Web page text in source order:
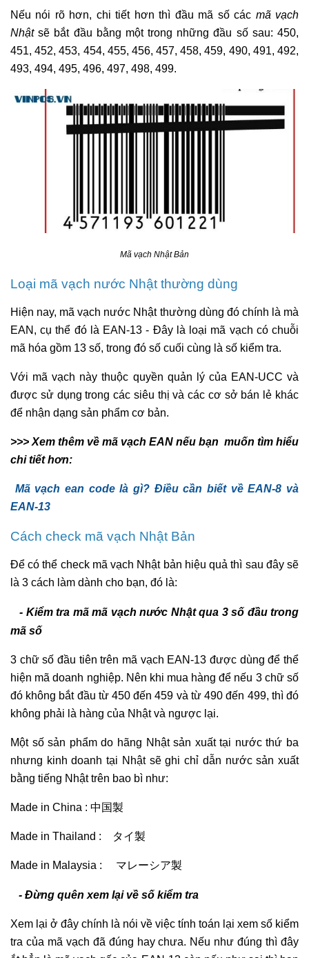
Nếu nói rõ hơn, chi tiết hơn thì đầu mã số các mã vạch
Nhậtsẽ bắt đầu bằng một trong những đầu số sau: 450,
451, 452, 453, 454, 455, 456, 457, 458, 459, 490, 491, 492,
493, 494, 495, 496, 497, 498, 499.
Mã vạch Nhật Bản
Loại mã vạch nước Nhật thường dùng
Hiện nay, mã vạch nước Nhật thường dùng đó chính là mà
EAN, cụ thể đó là EAN-13 - Đây là loại mã vạch có chuỗi
mã hóa gồm 13 số, trong đó số cuối cùng là số kiểm tra.
Với mã vạch này thuộc quyền quản lý của EAN-UCC và
được sử dụng trong các siêu thị và các cơ sở bán lẻ khác
để nhận dạng sản phẩm cơ bản.
>>> Xem thêm về mã vạch EAN nếu bạn muốn tìm hiểu
chi tiết hơn:
Mã vạch ean code là gì? Điều cần biết về EAN-8 và
EAN-13
Cách check mã vạch Nhật Bản
Để có thể check mã vạch Nhật bản hiệu quả thì sau đây sẽ
là 3 cách làm dành cho bạn, đó là:
- Kiểm tra mã mã vạch nước Nhật qua 3 số đầu trong
mã số
3 chữ số đầu tiên trên mã vạch EAN-13 được dùng để thể
hiện mã doanh nghiệp. Nên khi mua hàng để nếu 3 chữ số
đó không bắt đầu từ 450 đến 459 và từ 490 đến 499, thì đó
không phải là hàng của Nhật và ngược lại.
Một số sản phẩm do hãng Nhật sản xuất tại nước thứ ba
nhưng kinh doanh tại Nhật sẽ ghi chỉ dẫn nước sản xuất
bằng tiếng Nhật trên bao bì như:
Made in China : 中国製
Made in Thailand : タイ製
Made in Malaysia : マレーシア製
- Đừng quên xem lại về số kiểm tra
Xem lại ở đây chính là nói về việc tính toán lại xem số kiểm
tra của mã vạch đã đúng hay chưa. Nếu như đúng thì đây